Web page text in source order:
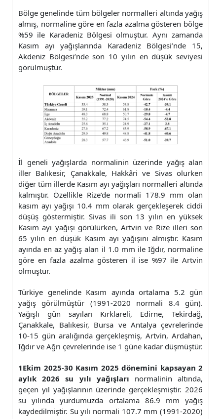
Bölge genelinde tüm bölgeler normalleri altında yağış
almış, normaline göre en fazla azalma gösteren bölge
%59 ile Karadeniz Bölgesi olmuştur. Aynı zamanda
Kasım ayı yağışlarında Karadeniz Bölgesi’nde 15,
Akdeniz Bölgesi’nde son 10 yılın en düşük seviyesi
görülmüştür.
İl geneli yağışlarda normalinin üzerinde yağış alan
iller Balıkesir, Çanakkale, Hakkâri ve Sivas olurken
diğer tüm illerde Kasım ayı yağışları normalleri altında
kalmıştır. Özellikle Rize’de normali 178.9 mm olan
kasım ayı yağışı 10.4 mm olarak gerçekleşerek ciddi
düşüş göstermiştir. Sivas ili son 13 yılın en yüksek
Kasım ayı yağışı görülürken, Artvin ve Rize illeri son
65 yılın en düşük Kasım ayı yağışını almıştır. Kasım
ayında en az yağış alan il 1.0 mm ile Iğdır, normaline
göre en fazla azalma gösteren il ise %97 ile Artvin
olmuştur.
Türkiye genelinde Kasım ayında ortalama 5.2 gün
yağış görülmüştür (1991-2020 normali 8.4 gün).
Yağışlı gün sayıları Kırklareli, Edirne, Tekirdağ,
Çanakkale, Balıkesir, Bursa ve Antalya çevrelerinde
10-15 gün aralığında gerçekleşmiş, Artvin, Ardahan,
Iğdır ve Ağrı çevrelerinde ise 1 güne kadar düşmüştür.
1Ekim 2025-30 Kasım 2025 dönemini kapsayan 2
aylık 2026 su yılı yağışları normalinin altında,
geçen yıl yağışlarının üzerinde gerçekleşmiştir. 2026
su yılında yurdumuzda ortalama 86.9 mm yağış
kaydedilmiştir. Su yılı normali 107.7 mm (1991-2020)